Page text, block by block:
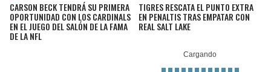
CARSON BECK TENDRÁ SU PRIMERA
OPORTUNIDAD CON LOS CARDINALS
EN EL JUEGO DEL SALÓN DE LA FAMA
DE LA NFL
TIGRES RESCATA EL PUNTO EXTRA
EN PENALTIS TRAS EMPATAR CON
REAL SALT LAKE